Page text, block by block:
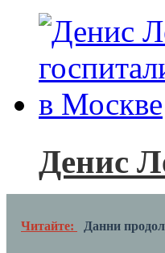
Денис
Читайте: Данни